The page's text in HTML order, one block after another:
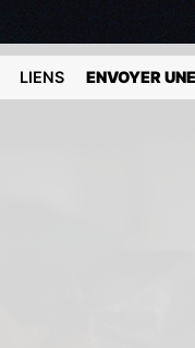
LIENS ENVOYER